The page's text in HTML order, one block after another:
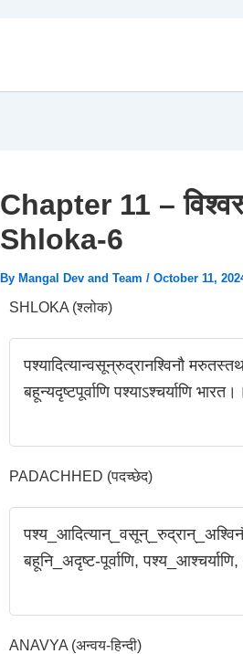
Chapter 11 –
Shloka-6
By Mangal Dev and Team / October 11,
SHLOKA (श्लोक)
पश्यादित्यान्वसून्रुद्रानश्विनौ
बहून्यदृष्टपूर्वाणि पश्याऽश्चर्याणि
PADACHHED (पदच्छेद)
बहूनि_अदृष्ट-पूर्वाणि,
ANAVYA (अन्वय-हिन्दी)